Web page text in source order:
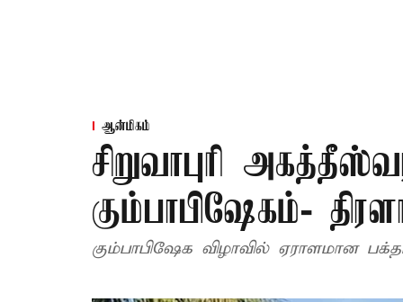
ஆன்மிகம்
சிறுவாபுரி
கும்பாபிஷேகம்-
கும்பாபிஷேக விழாவில் ஏராளமான